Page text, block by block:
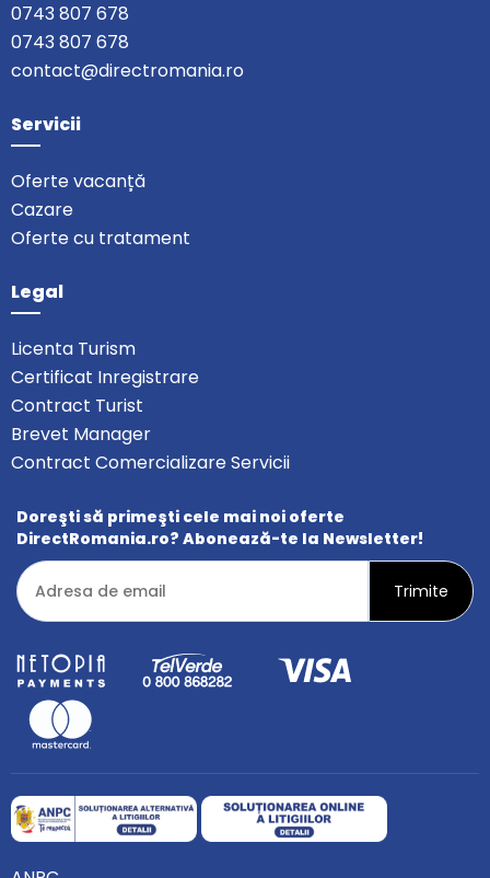
0743 807 678
0743 807 678
contact@directromania.ro
Servicii
Oferte vacanță
Cazare
Oferte cu tratament
Legal
Licenta Turism
Certificat Inregistrare
Contract Turist
Brevet Manager
Contract Comercializare Servicii
Doreşti să primeşti cele mai noi oferte
DirectRomania.ro? Abonează-te la Newsletter!